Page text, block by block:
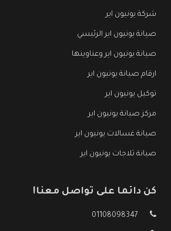
شركة يونيون اير
صيانة يونيون اير الرئيسي
صيانة يونيون اير وعناوينها
ارقام صيانة يونيون اير
توكيل يونيون اير
مركز صيانة يونيون اير
صيانة غسالات يونيون اير
صيانة ثلاجات يونيون اير
كن دائما على تواصل معنا!
01108098347